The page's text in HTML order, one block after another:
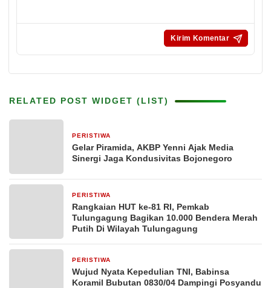
RELATED POST WIDGET (LIST)
PERISTIWA
Gelar Piramida, AKBP Yenni Ajak Media
Sinergi Jaga Kondusivitas Bojonegoro
PERISTIWA
Rangkaian HUT ke-81 RI, Pemkab
Tulungagung Bagikan 10.000 Bendera Merah
Putih Di Wilayah Tulungagung
PERISTIWA
Wujud Nyata Kepedulian TNI, Babinsa
Koramil Bubutan 0830/04 Dampingi Posyandu